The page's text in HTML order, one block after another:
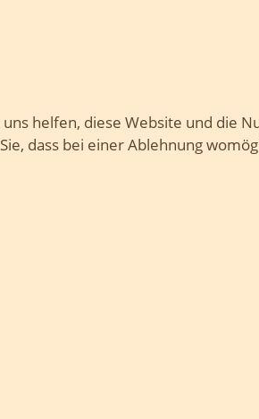
helfen, diese Website und die
dass bei einer Ablehnung